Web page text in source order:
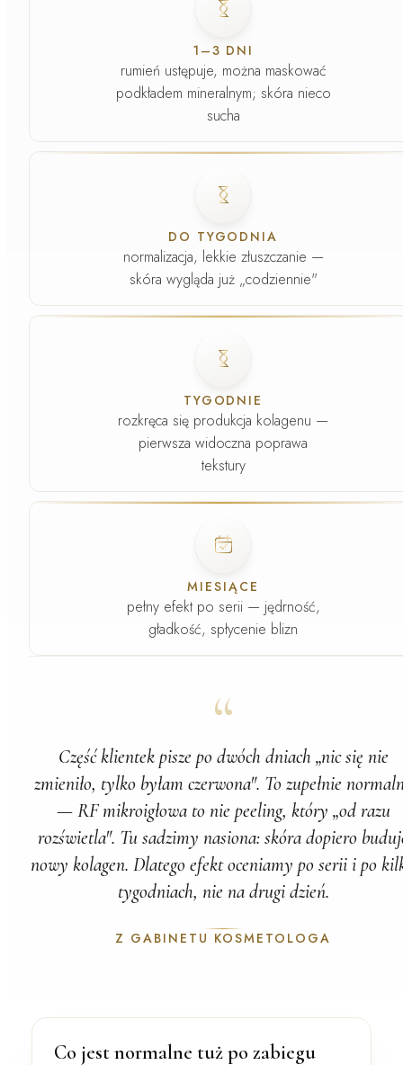
1–3 DNI
rumień ustępuje, można maskować
podkładem mineralnym; skóra nieco
sucha
DO TYGODNIA
normalizacja, lekkie złuszczanie —
skóra wygląda już „codziennie"
TYGODNIE
rozkręca się produkcja kolagenu —
pierwsza widoczna poprawa
tekstury
MIESIĄCE
pełny efekt po serii — jędrność,
gładkość, spłycenie blizn
“
Część klientek pisze po dwóch dniach „nic się nie
zmieniło, tylko byłam czerwona". To zupełnie
— RF mikroigłowa to nie peeling, który „od razu
rozświetla". Tu sadzimy nasiona: skóra dopiero
nowy kolagen. Dlatego efekt oceniamy po serii i po
tygodniach, nie na drugi dzień.
Z GABINETU KOSMETOLOGA
Co jest normalne tuż po zabiegu